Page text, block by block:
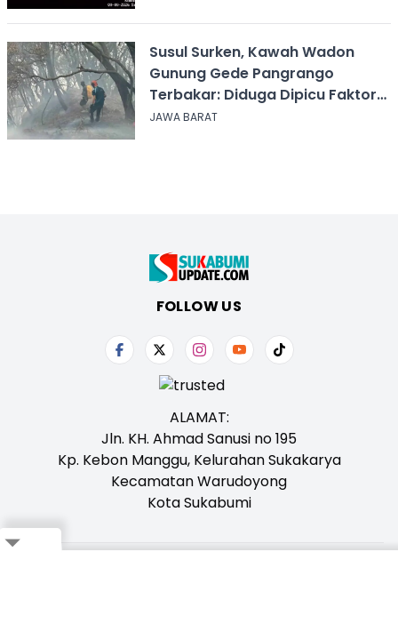
Susul Surken, Kawah Wadon
Gunung Gede Pangrango
Terbakar: Diduga Dipicu Faktor
Alam
JAWA BARAT
FOLLOW US
ALAMAT:
Jln. KH. Ahmad Sanusi no 195
Kp. Kebon Manggu, Kelurahan Sukakarya
Kecamatan Warudoyong
Kota Sukabumi